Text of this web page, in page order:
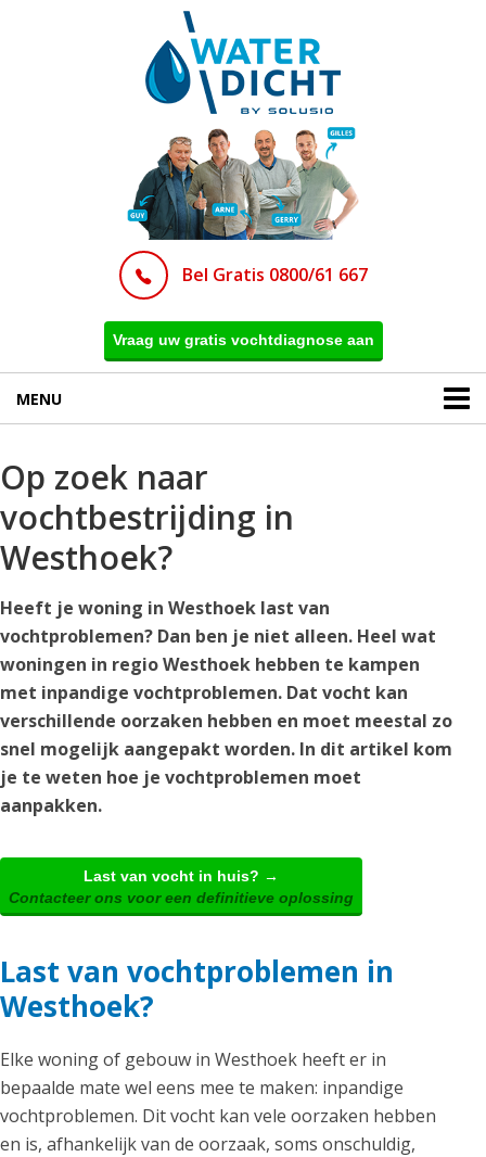
Bel Gratis 0800/61 667
Vraag uw gratis vochtdiagnose aan
MENU
Op zoek naar
vochtbestrijding in
Westhoek?
Heeft je woning in Westhoek last van
vochtproblemen? Dan ben je niet alleen. Heel wat
woningen in regio Westhoek hebben te kampen
met inpandige vochtproblemen. Dat vocht kan
verschillende oorzaken hebben en moet meestal zo
snel mogelijk aangepakt worden. In dit artikel kom
je te weten hoe je vochtproblemen moet
aanpakken.
Last van vocht in huis? →
Contacteer ons voor een definitieve oplossing
Last van vochtproblemen in
Westhoek?
Elke woning of gebouw in Westhoek heeft er in
bepaalde mate wel eens mee te maken: inpandige
vochtproblemen. Dit vocht kan vele oorzaken hebben
en is, afhankelijk van de oorzaak, soms onschuldig,